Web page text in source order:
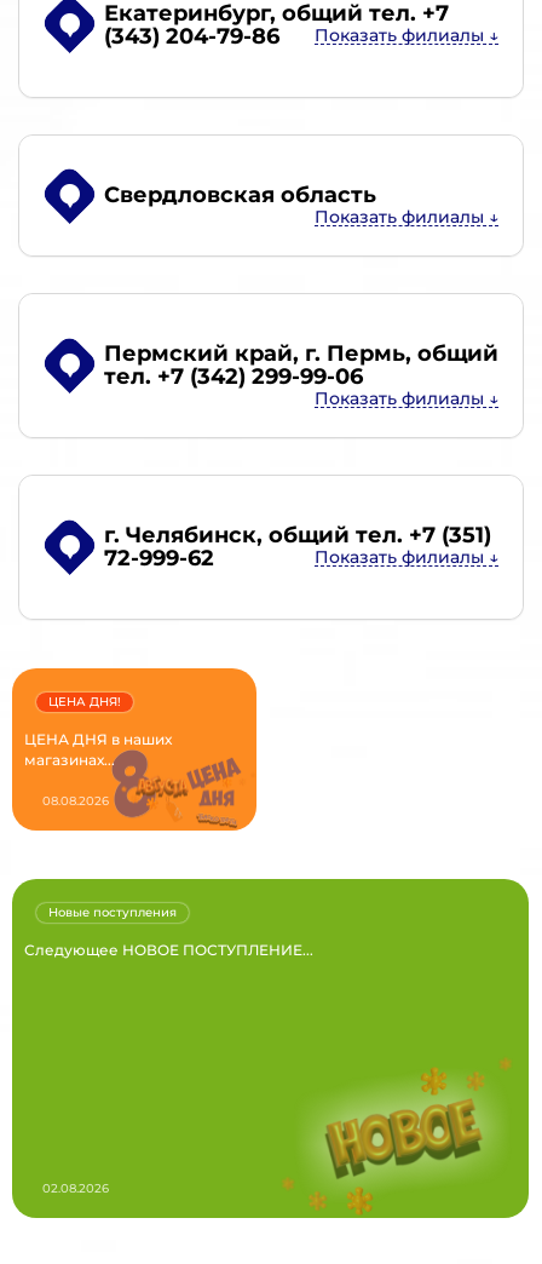
Екатеринбург, общий тел. +7
(343) 204-79-86
Свердловская область
Пермский край, г. Пермь, общий
тел. +7 (342) 299-99-06
г. Челябинск, общий тел. +7 (351)
72-999-62
ЦЕНА ДНЯ в наших
магазинах...
ЦЕНА ДНЯ!
08.08.2026
Следующее НОВОЕ ПОСТУПЛЕНИЕ...
Новые поступления
02.08.2026